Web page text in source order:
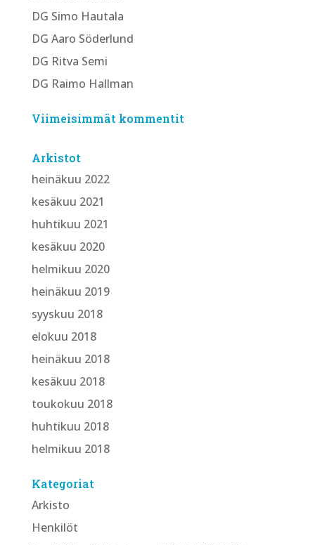
DG Simo Hautala
DG Aaro Söderlund
DG Ritva Semi
DG Raimo Hallman
Viimeisimmät kommentit
Arkistot
heinäkuu 2022
kesäkuu 2021
huhtikuu 2021
kesäkuu 2020
helmikuu 2020
heinäkuu 2019
syyskuu 2018
elokuu 2018
heinäkuu 2018
kesäkuu 2018
toukokuu 2018
huhtikuu 2018
helmikuu 2018
Kategoriat
Arkisto
Henkilöt